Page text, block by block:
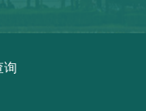
询